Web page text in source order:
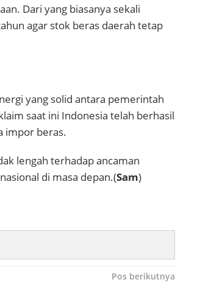
Dari yang biasanya sekali
agar stok beras daerah tetap
yang solid antara pemerintah
saat ini Indonesia telah berhasil
impor beras.
lengah terhadap ancaman
di masa depan.(Sam)
Pos berikutnya